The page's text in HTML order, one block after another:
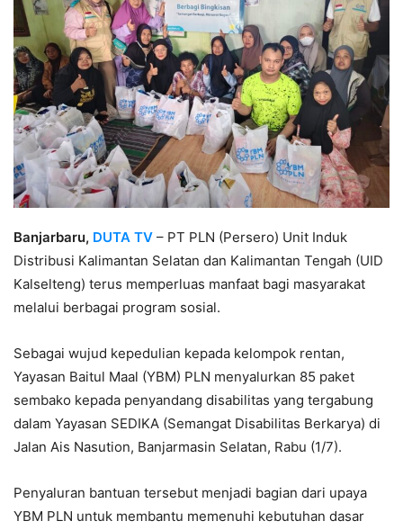
Banjarbaru, DUTA TV – PT PLN (Persero) Unit Induk
Distribusi Kalimantan Selatan dan Kalimantan Tengah (UID
Kalselteng) terus memperluas manfaat bagi masyarakat
melalui berbagai program sosial.
Sebagai wujud kepedulian kepada kelompok rentan,
Yayasan Baitul Maal (YBM) PLN menyalurkan 85 paket
sembako kepada penyandang disabilitas yang tergabung
dalam Yayasan SEDIKA (Semangat Disabilitas Berkarya) di
Jalan Ais Nasution, Banjarmasin Selatan, Rabu (1/7).
Penyaluran bantuan tersebut menjadi bagian dari upaya
YBM PLN untuk membantu memenuhi kebutuhan dasar